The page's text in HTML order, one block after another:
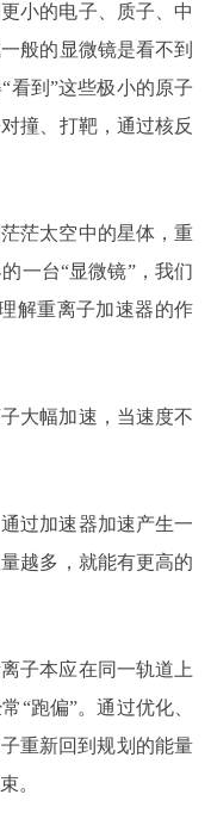
小的电子、质子、中
般的显微镜是看不到
看到”这些极小的原子
撞、打靶，通过核反
茫太空中的星体，重
一台“显微镜”，我们
解重离子加速器的作
大幅加速，当速度不
过加速器加速产生一
越多，就能有更高的
子本应在同一轨道上
“跑偏”。通过优化、
重新回到规划的能量
。